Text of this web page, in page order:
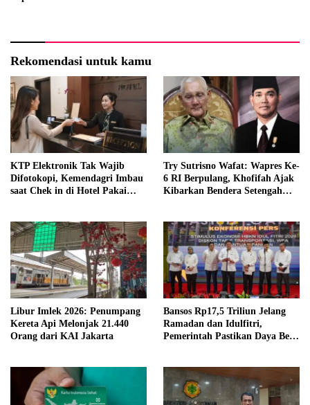
Rekomendasi untuk kamu
KTP Elektronik Tak Wajib
Difotokopi, Kemendagri Imbau
saat Chek in di Hotel Pakai
Try Sutrisno Wafat: Wapres Ke-
6 RI Berpulang, Khofifah Ajak
Kibarkan Bendera Setengah
Libur Imlek 2026: Penumpang
Kereta Api Melonjak 21.440
Orang dari KAI Jakarta
Bansos Rp17,5 Triliun Jelang
Ramadan dan Idulfitri,
Pemerintah Pastikan Daya Beli